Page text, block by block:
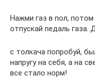
Нажми газ в пол, потом
отпускай педаль газа.
с толкача попробуй,
напругу на себя, а на
все стало норм!